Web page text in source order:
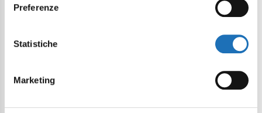
Preferenze
Statistiche
Marketing